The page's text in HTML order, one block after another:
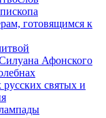
готовящимся к
Афонского
святых и